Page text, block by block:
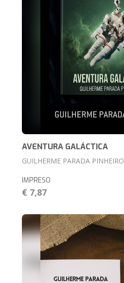
AVENTURA GALÁCTICA
GUILHERME PARADA PINHEIRO
IMPRESO
€ 7,87